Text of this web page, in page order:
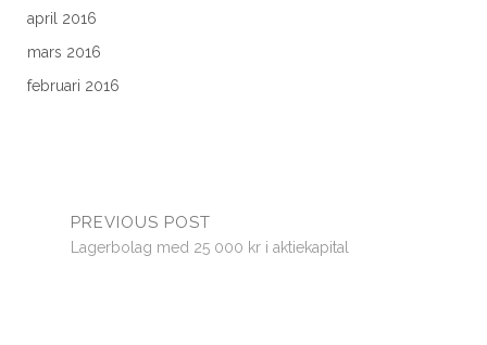
april 2016
mars 2016
februari 2016
PREVIOUS POST
Lagerbolag med 25 000 kr i aktiekapital